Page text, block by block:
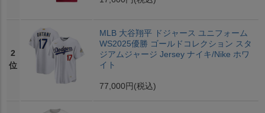
2
位
MLB 大谷翔平 ドジャース ユニフォーム
WS2025優勝 ゴールドコレクション スタ
ジアムジャージ Jersey ナイキ/Nike ホワ
イト
77,000円 (税込)